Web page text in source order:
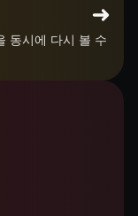
동시에 다시 볼 수